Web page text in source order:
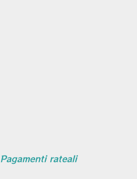
Pagamenti rateali